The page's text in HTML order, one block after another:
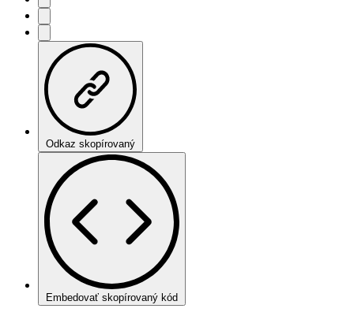
Odkaz skopírovaný
Embedovať skopírovaný kód